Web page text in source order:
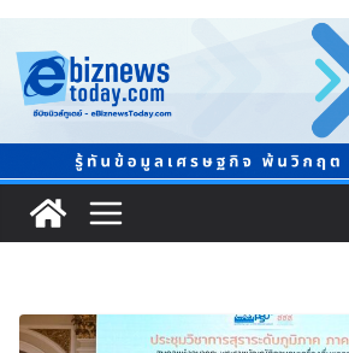
ภาครัฐ-เอกชนจับมือสัมมนาใหญ่ ย
รามิกไทยสู่สากล พร้อมชวนผู้ประก
“Ceramics Vietnam & Stone
อลิอันซ์ อยุธยา ส่งเสริมคนไทยเตรี
เปิดพื้นที่ “Level Up the Care by
นิทรรศการยกระดับ…ความเป็นห่ว
HeartYai
Guangzhou Yinghao School เผ
พร้อมรับอนาคต